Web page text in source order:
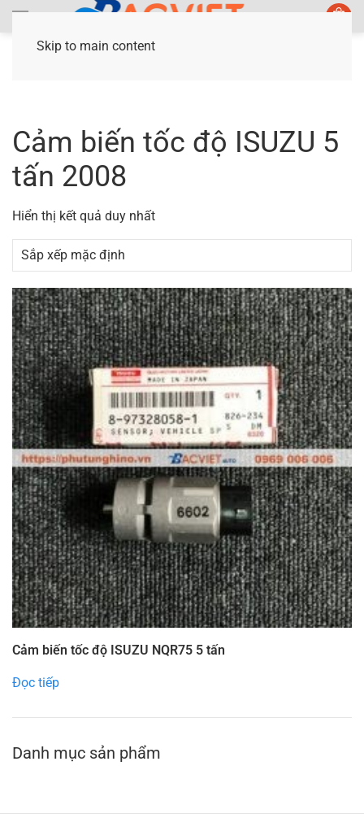
Skip to main content
Cảm biến tốc độ ISUZU 5
tấn 2008
Hiển thị kết quả duy nhất
Cảm biến tốc độ ISUZU NQR75 5 tấn
Đọc tiếp
Danh mục sản phẩm